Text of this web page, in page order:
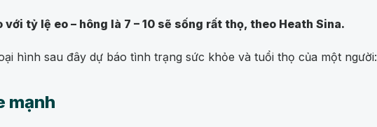
tỷ lệ eo – hông là 7 – 10 sẽ sống rất thọ, theo Heath Sina.
hình sau đây dự báo tình trạng sức khỏe và tuổi thọ của một người:
mạnh